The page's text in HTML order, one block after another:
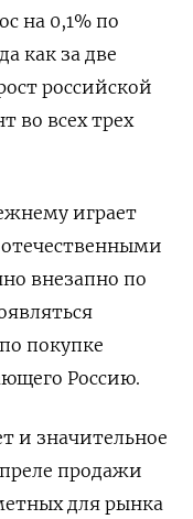
на 0,1% по
как за две
российской
во всех трех
играет
внезапно по
покупке
Россию.
и значительное
продажи
для рынка